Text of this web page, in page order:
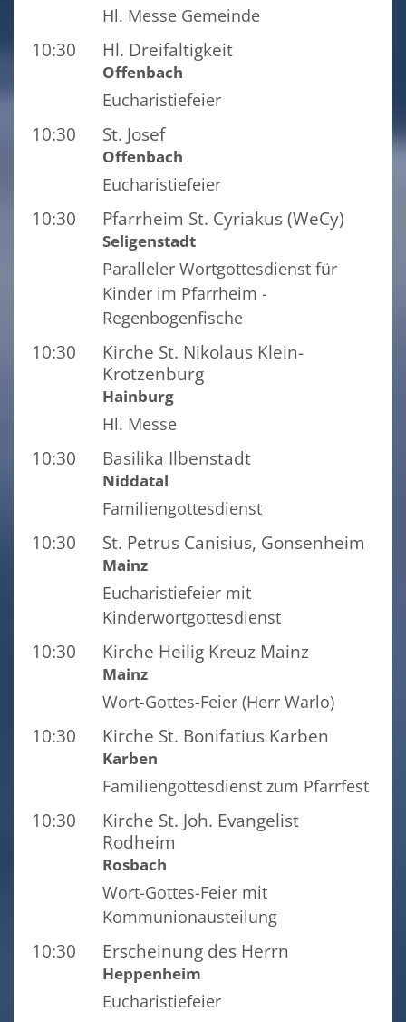
Hl. Messe Gemeinde
10:30 Hl. Dreifaltigkeit
Offenbach
Eucharistiefeier
10:30 St. Josef
Offenbach
Eucharistiefeier
10:30 Pfarrheim St. Cyriakus (WeCy)
Seligenstadt
Paralleler Wortgottesdienst für
Kinder im Pfarrheim -
Regenbogenfische
10:30
Kirche St. Nikolaus Klein-
Krotzenburg
Hainburg
Hl. Messe
10:30 Basilika Ilbenstadt
Niddatal
Familiengottesdienst
10:30 St. Petrus Canisius, Gonsenheim
Mainz
Eucharistiefeier mit
Kinderwortgottesdienst
10:30 Kirche Heilig Kreuz Mainz
Mainz
Wort-Gottes-Feier (Herr Warlo)
10:30 Kirche St. Bonifatius Karben
Karben
Familiengottesdienst zum Pfarrfest
10:30
Kirche St. Joh. Evangelist
Rodheim
Rosbach
Wort-Gottes-Feier mit
Kommunionausteilung
10:30 Erscheinung des Herrn
Heppenheim
Eucharistiefeier